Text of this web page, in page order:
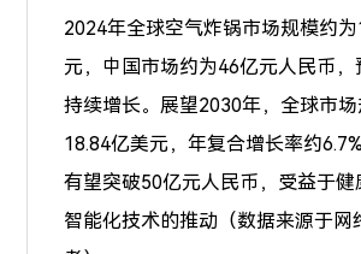
2024年全球空气炸锅市场规模约
元，中国市场约为46亿元人民币
持续增长。展望2030年，全球市
18.84亿美元，年复合增长率约
有望突破50亿元人民币，受益于健
智能化技术的推动（数据来源于网